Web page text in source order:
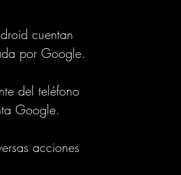
cuentan
por Google.
del teléfono
Google.
acciones